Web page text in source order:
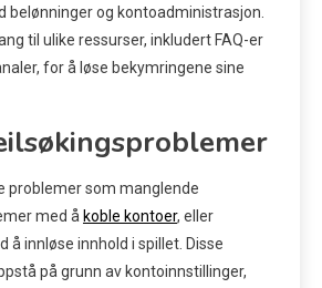
belønninger og kontoadministrasjon.
til ulike ressurser, inkludert FAQ-er
for å løse bekymringene sine
problemer som manglende
med å koble kontoer, eller
å innløse innhold i spillet. Disse
på grunn av kontoinnstillinger,